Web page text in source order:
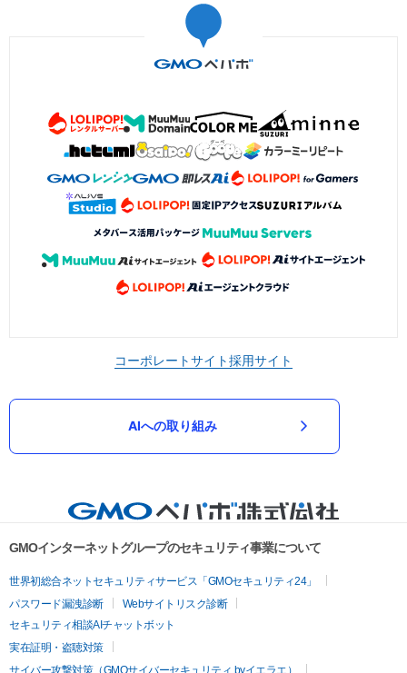
コーポレートサイト採用サイト
AIへの取り組み
GMOインターネットグループのセキュリティ事業について
世界初総合ネットセキュリティサービス「GMOセキュリティ24」
パスワード漏洩診断
Webサイトリスク診断
セキュリティ相談AIチャットボット
実在証明・盗聴対策
サイバー攻撃対策（GMOサイバーセキュリティ byイエラエ）